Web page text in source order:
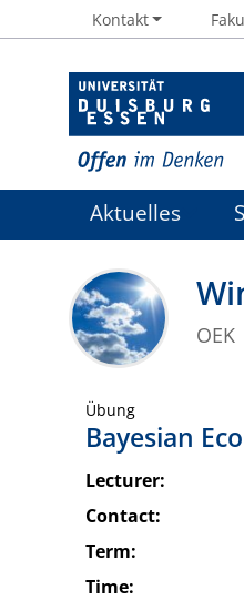
Kontakt
Aktuelles
OEK
Übung
Bayesian
Lecturer:
Contact:
Term:
Time: